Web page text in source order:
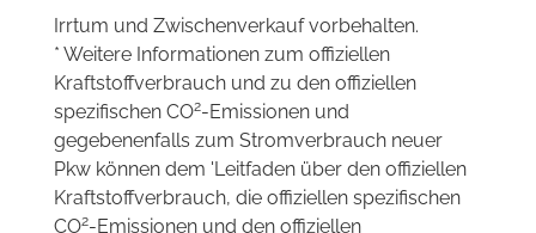
Irrtum und Zwischenverkauf vorbehalten.
* Weitere Informationen zum offiziellen
Kraftstoffverbrauch und zu den offiziellen
spezifischen CO2-Emissionen und
gegebenenfalls zum Stromverbrauch neuer
Pkw können dem 'Leitfaden über den offiziellen
Kraftstoffverbrauch, die offiziellen spezifischen
CO2-Emissionen und den offiziellen